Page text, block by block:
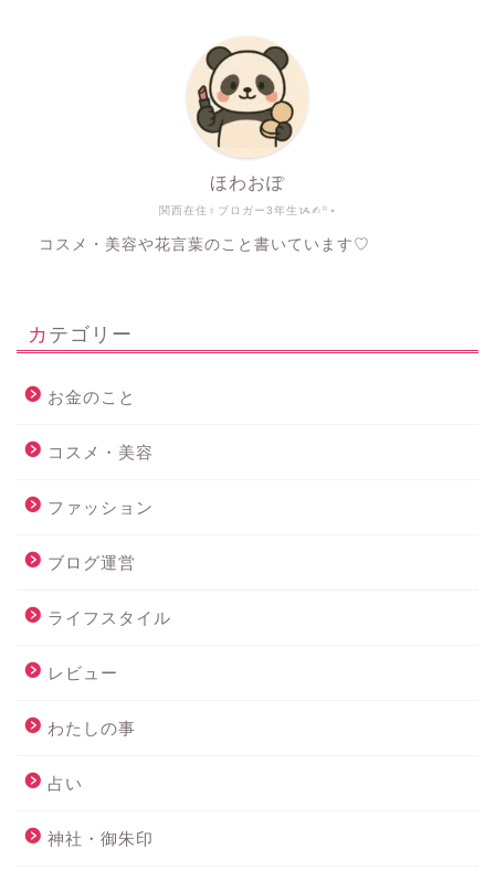
関西在住♀ブロガー3年生ᝰ✍︎꙳⋆
ほわおぽ
コスメ・美容や花言葉のこと書いています♡
カテゴリー
お金のこと
コスメ・美容
ファッション
ブログ運営
ライフスタイル
レビュー
わたしの事
占い
神社・御朱印